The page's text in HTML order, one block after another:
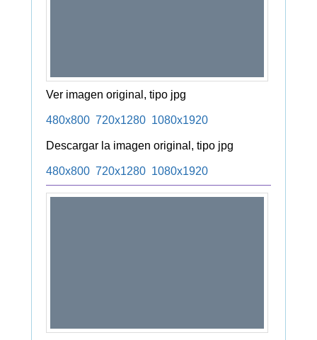
Ver imagen original, tipo jpg
480x800 720x1280 1080x1920
Descargar la imagen original, tipo jpg
480x800 720x1280 1080x1920